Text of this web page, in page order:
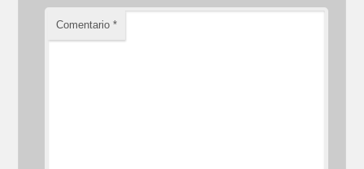
Comentario*